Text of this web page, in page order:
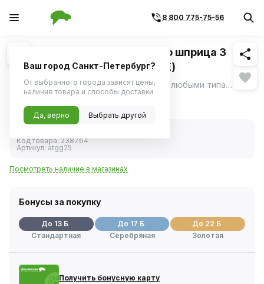
8 800 775-75-56
1/1 Похожие
Наконечник для плунжерного шприца 3
лепестка усиленный (AIRLINE)
Наконечник шприца для применения с любыми типами нагнетателей смазки: плунжерных, рычажно-плунжерных и пневматических. ещё
Код товара:238764
Артикул: atgg25
Посмотреть наличие в магазинах
Бонусы за покупку
До 13 Б
Стандартная
До 17 Б
Серебряная
До 22 Б
Золотая
Получить бонусную карту
Ваш город Санкт-Петербург?
От выбранного города зависят цены,
наличие товара и способы доставки
Да, верно Выбрать другой